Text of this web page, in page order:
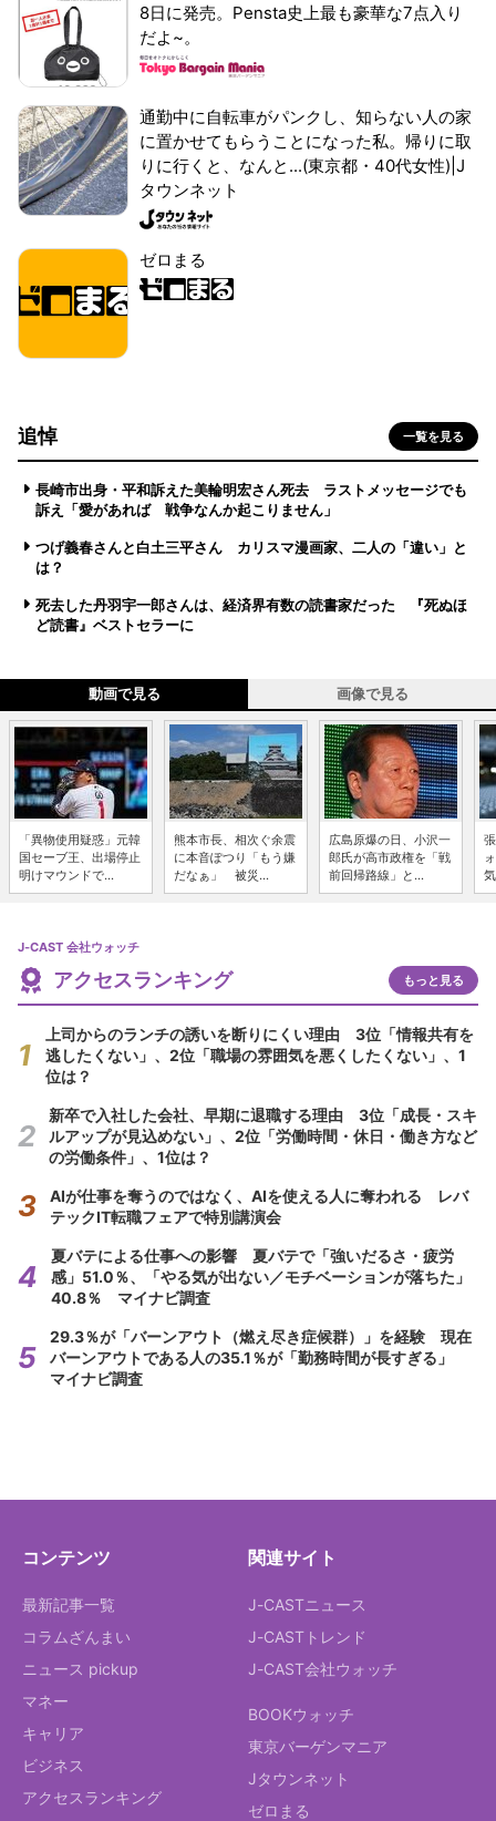
8日に発売。Pensta史上最も豪華な7点入り
だよ~。
通勤中に自転車がパンクし、知らない人の家
に置かせてもらうことになった私。帰りに取
りに行くと、なんと...(東京都・40代女性)|J
タウンネット
ゼロまる
追悼 一覧を見る
長崎市出身・平和訴えた美輪明宏さん死去 ラストメッセージでも
訴え「愛があれば 戦争なんか起こりません」
つげ義春さんと白土三平さん カリスマ漫画家、二人の「違い」と
は？
死去した丹羽宇一郎さんは、経済界有数の読書家だった 『死ぬほ
ど読書』ベストセラーに
動画で見る 画像で見る
「異物使用疑惑」元韓
国セーブ王、出場停止
明けマウンドで...
熊本市長、相次ぐ余震
に本音ぽつり「もう嫌
だなぁ」 被災...
広島原爆の日、小沢一
郎氏が高市政権を「戦
前回帰路線」と...
J-CAST 会社ウォッチ
アクセスランキング もっと見る
上司からのランチの誘いを断りにくい理由 3位「情報共有を
逃したくない」、2位「職場の雰囲気を悪くしたくない」、1
位は？
新卒で入社した会社、早期に退職する理由 3位「成長・スキ
ルアップが見込めない」、2位「労働時間・休日・働き方など
の労働条件」、1位は？
AIが仕事を奪うのではなく、AIを使える人に奪われる レバ
テックIT転職フェアで特別講演会
夏バテによる仕事への影響 夏バテで「強いだるさ・疲労
感」51.0％、「やる気が出ない／モチベーションが落ちた」
40.8％ マイナビ調査
29.3％が「バーンアウト（燃え尽き症候群）」を経験 現在
バーンアウトである人の35.1％が「勤務時間が長すぎる」
マイナビ調査
コンテンツ
最新記事一覧
コラムざんまい
ニュース pickup
マネー
キャリア
ビジネス
アクセスランキング
関連サイト
J-CASTニュース
J-CASTトレンド
J-CAST会社ウォッチ
BOOKウォッチ
東京バーゲンマニア
Jタウンネット
ゼロまる